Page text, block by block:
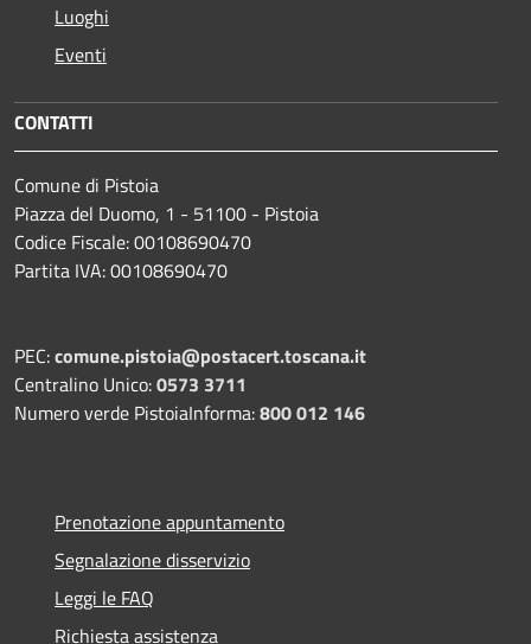
Luoghi
Eventi
CONTATTI
Comune di Pistoia
Piazza del Duomo, 1 - 51100 - Pistoia
Codice Fiscale: 00108690470
Partita IVA: 00108690470
PEC:comune.pistoia@postacert.toscana.it
Centralino Unico:0573 3711
Numero verde PistoiaInforma:800 012 146
Prenotazione appuntamento
Segnalazione disservizio
Leggi le FAQ
Richiesta assistenza